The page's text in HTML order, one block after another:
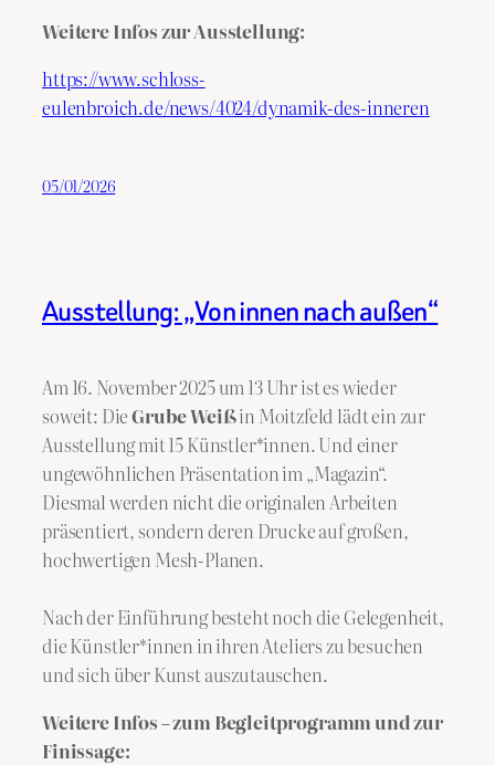
Weitere Infos zur Ausstellung:
https://www.schloss-
eulenbroich.de/news/4024/dynamik-des-inneren
05/01/2026
Ausstellung: „Von innen nach außen“
Am 16. November 2025 um 13 Uhr ist es wieder
soweit: DieGrube Weißin Moitzfeld lädt ein zur
Ausstellung mit 15 Künstler*innen. Und einer
ungewöhnlichen Präsentation im „Magazin“.
Diesmal werden nicht die originalen Arbeiten
präsentiert, sondern deren Drucke auf großen,
hochwertigen Mesh-Planen.
Nach der Einführung besteht noch die Gelegenheit,
die Künstler*innen in ihren Ateliers zu besuchen
und sich über Kunst auszutauschen.
Weitere Infos – zum Begleitprogramm und zur
Finissage: